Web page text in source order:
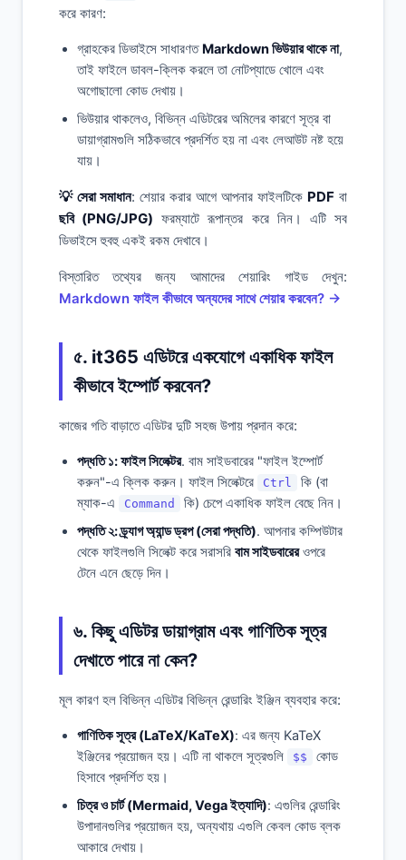
করে কারণ:
গ্রাহকের ডিভাইসে সাধারণত Markdown ভিউয়ার থাকে না,
তাই ফাইলে ডাবল-ক্লিক করলে তা নোটপ্যাডে খোলে এবং
অগোছালো কোড দেখায়।
ভিউয়ার থাকলেও, বিভিন্ন এডিটরের অমিলের কারণে সূত্র বা
ডায়াগ্রামগুলি সঠিকভাবে প্রদর্শিত হয় না এবং লেআউট নষ্ট হয়ে
যায়।
💡 সেরা সমাধান: শেয়ার করার আগে আপনার ফাইলটিকে PDF বা
ছবি (PNG/JPG) ফরম্যাটে রূপান্তর করে নিন। এটি সব
ডিভাইসে হুবহু একই রকম দেখাবে।
বিস্তারিত তথ্যের জন্য আমাদের শেয়ারিং গাইড দেখুন:
Markdown ফাইল কীভাবে অন্যদের সাথে শেয়ার করবেন? →
৫. it365 এডিটরে একযোগে একাধিক ফাইল
কীভাবে ইম্পোর্ট করবেন?
কাজের গতি বাড়াতে এডিটর দুটি সহজ উপায় প্রদান করে:
পদ্ধতি ১: ফাইল সিলেক্টর. বাম সাইডবারের "ফাইল ইম্পোর্ট
করুন"-এ ক্লিক করুন। ফাইল সিলেক্টরে
Ctrl
কি (বা
ম্যাক-এ
Command
কি) চেপে একাধিক ফাইল বেছে নিন।
পদ্ধতি ২: ড্র্যাগ অ্যান্ড ড্রপ (সেরা পদ্ধতি). আপনার কম্পিউটার
থেকে ফাইলগুলি সিলেক্ট করে সরাসরি বাম সাইডবারেরওপরে
টেনে এনে ছেড়ে দিন।
৬. কিছু এডিটর ডায়াগ্রাম এবং গাণিতিক সূত্র
দেখাতে পারে না কেন?
মূল কারণ হল বিভিন্ন এডিটর বিভিন্ন রেন্ডারিং ইঞ্জিন ব্যবহার করে:
গাণিতিক সূত্র (LaTeX/KaTeX): এর জন্য KaTeX
ইঞ্জিনের প্রয়োজন হয়। এটি না থাকলে সূত্রগুলি
$$
কোড
হিসাবে প্রদর্শিত হয়।
চিত্র ও চার্ট (Mermaid, Vega ইত্যাদি): এগুলির রেন্ডারিং
উপাদানগুলির প্রয়োজন হয়, অন্যথায় এগুলি কেবল কোড ব্লক
আকারে দেখায়।